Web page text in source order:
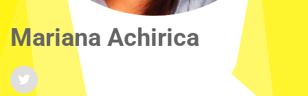
Mariana Achirica